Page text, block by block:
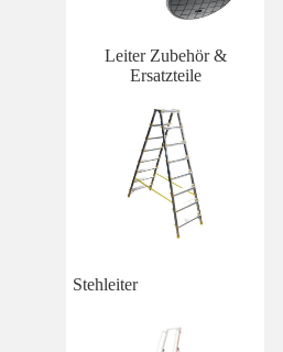
Leiter Zubehör &
Ersatzteile
Stehleiter